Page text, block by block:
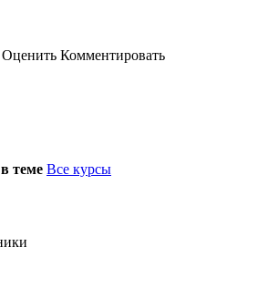
Оценить Комментировать
теме Все курсы